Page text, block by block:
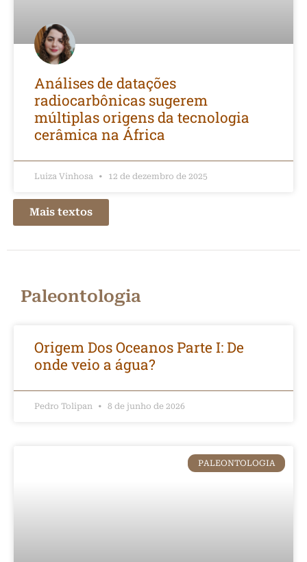
Análises de datações
radiocarbônicas sugerem
múltiplas origens da tecnologia
cerâmica na África
Luiza Vinhosa 12 de dezembro de 2025
Mais textos
Paleontologia
Origem Dos Oceanos Parte I: De
onde veio a água?
Pedro Tolipan 8 de junho de 2026
PALEONTOLOGIA